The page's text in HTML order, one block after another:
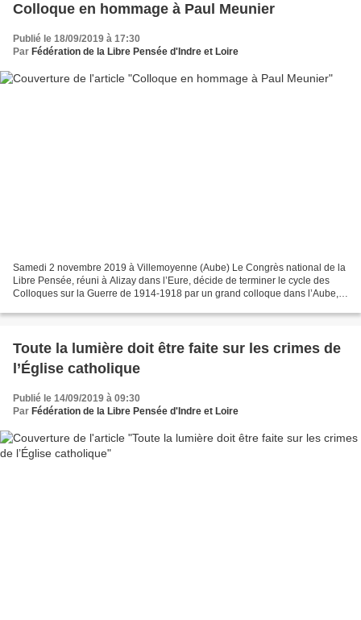
Colloque en hommage à Paul Meunier
Publié le 18/09/2019 à 17:30
Par Fédération de la Libre Pensée d'Indre et Loire
Samedi 2 novembre 2019 à Villemoyenne (Aube) Le Congrès national de la
Libre Pensée, réuni à Alizay dans l’Eure, décide de terminer le cycle des
Colloques sur la Guerre de 1914-1918 par un grand colloque dans l’Aube,
Toute la lumière doit être faite sur les crimes de
l’Église catholique
Publié le 14/09/2019 à 09:30
Par Fédération de la Libre Pensée d'Indre et Loire